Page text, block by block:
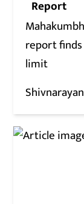
Report
report finds
limit